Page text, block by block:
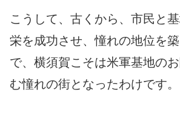
こうして、古くから、市民と
栄を成功させ、憧れの地位を
で、横須賀こそは米軍基地の
む憧れの街となったわけです。